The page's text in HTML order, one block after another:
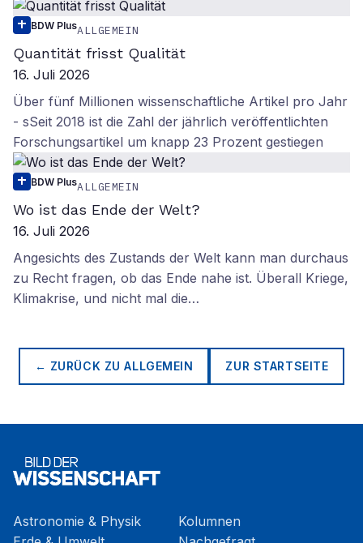
BDW PlusALLGEMEIN
Quantität frisst Qualität
16. Juli 2026
Über fünf Millionen wissenschaftliche Artikel pro Jahr
- sSeit 2018 ist die Zahl der jährlich veröffentlichten
Forschungsartikel um knapp 23 Prozent gestiegen
BDW PlusALLGEMEIN
Wo ist das Ende der Welt?
16. Juli 2026
Angesichts des Zustands der Welt kann man durchaus
zu Recht fragen, ob das Ende nahe ist. Überall Kriege,
Klimakrise, und nicht mal die…
← ZURÜCK ZUALLGEMEIN ZUR STARTSEITE
Astronomie & Physik
Kolumnen